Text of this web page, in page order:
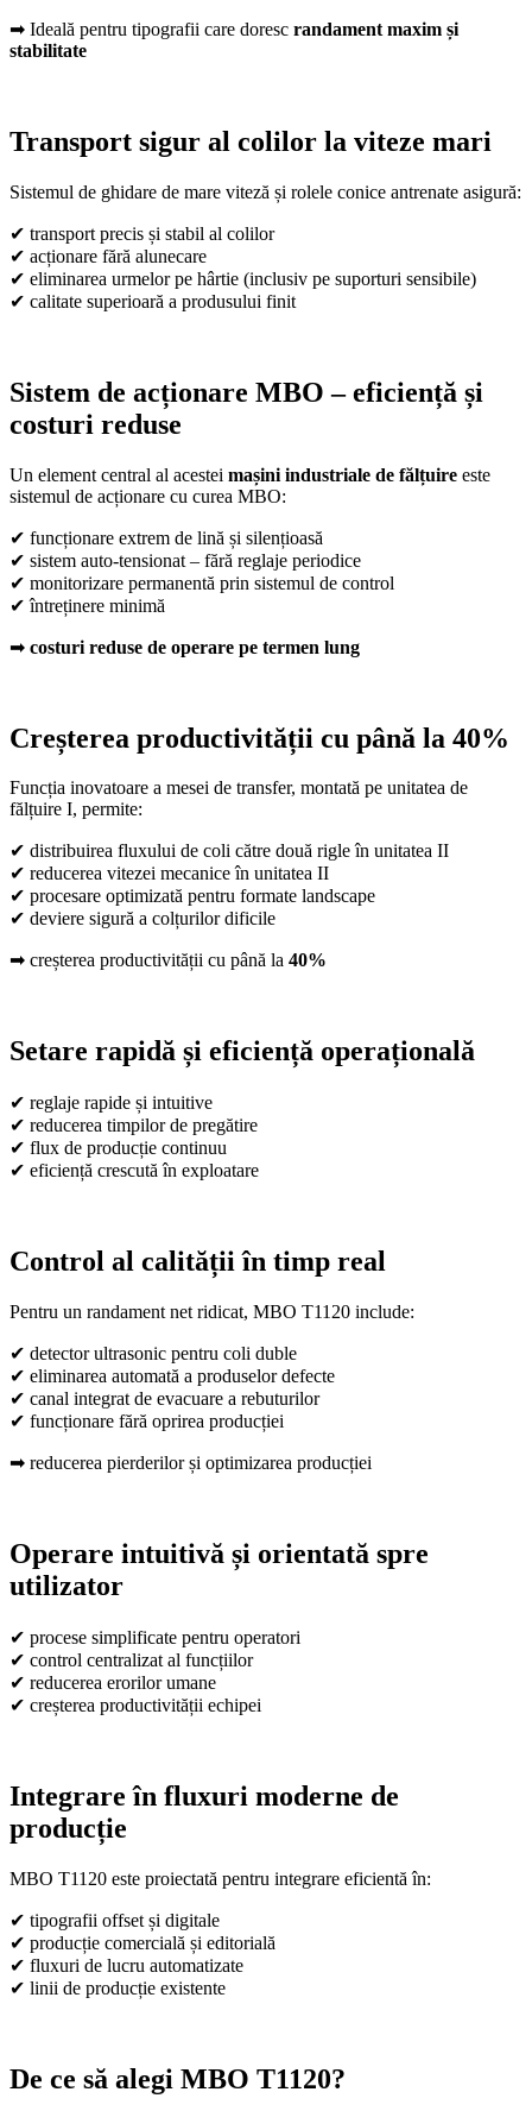
➡ Ideală pentru tipografii care doresc randament maxim și
stabilitate
Transport sigur al colilor la viteze mari
Sistemul de ghidare de mare viteză și rolele conice antrenate asigură:
✔ transport precis și stabil al colilor
✔ acționare fără alunecare
✔ eliminarea urmelor pe hârtie (inclusiv pe suporturi sensibile)
✔ calitate superioară a produsului finit
Sistem de acționare MBO – eficiență și
costuri reduse
Un element central al acestei mașini industriale de fălțuire este
sistemul de acționare cu curea MBO:
✔ funcționare extrem de lină și silențioasă
✔ sistem auto-tensionat – fără reglaje periodice
✔ monitorizare permanentă prin sistemul de control
✔ întreținere minimă
➡ costuri reduse de operare pe termen lung
Creșterea productivității cu până la 40%
Funcția inovatoare a mesei de transfer, montată pe unitatea de
fălțuire I, permite:
✔ distribuirea fluxului de coli către două rigle în unitatea II
✔ reducerea vitezei mecanice în unitatea II
✔ procesare optimizată pentru formate landscape
✔ deviere sigură a colțurilor dificile
➡ creșterea productivității cu până la 40%
Setare rapidă și eficiență operațională
✔ reglaje rapide și intuitive
✔ reducerea timpilor de pregătire
✔ flux de producție continuu
✔ eficiență crescută în exploatare
Control al calității în timp real
Pentru un randament net ridicat, MBO T1120 include:
✔ detector ultrasonic pentru coli duble
✔ eliminarea automată a produselor defecte
✔ canal integrat de evacuare a rebuturilor
✔ funcționare fără oprirea producției
➡ reducerea pierderilor și optimizarea producției
Operare intuitivă și orientată spre
utilizator
✔ procese simplificate pentru operatori
✔ control centralizat al funcțiilor
✔ reducerea erorilor umane
✔ creșterea productivității echipei
Integrare în fluxuri moderne de
producție
MBO T1120 este proiectată pentru integrare eficientă în:
✔ tipografii offset și digitale
✔ producție comercială și editorială
✔ fluxuri de lucru automatizate
✔ linii de producție existente
De ce să alegi MBO T1120?